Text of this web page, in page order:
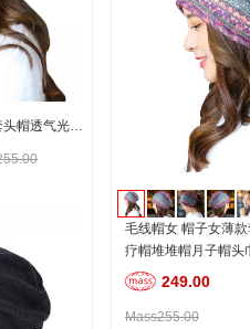
毛线帽女 帽子女薄款套头帽透气光头化疗帽堆堆帽月子帽头巾户外帽
毛线帽女 帽子女薄
疗帽堆堆帽月子帽头
249.00
Mass255.00